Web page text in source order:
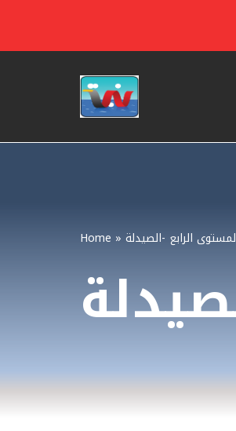
Home » الرابع -الصيدلة